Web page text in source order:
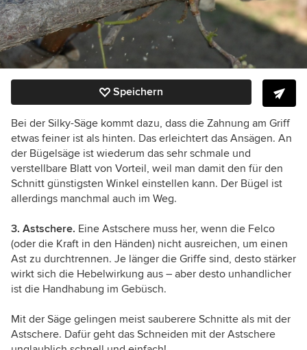
Speichern
Bei der Silky-Säge kommt dazu, dass die Zahnung am Griff
etwas feiner ist als hinten. Das erleichtert das Ansägen. An
der Bügelsäge ist wiederum das sehr schmale und
verstellbare Blatt von Vorteil, weil man damit den für den
Schnitt günstigsten Winkel einstellen kann. Der Bügel ist
allerdings manchmal auch im Weg.
3. Astschere. Eine Astschere muss her, wenn die Felco
(oder die Kraft in den Händen) nicht ausreichen, um einen
Ast zu durchtrennen. Je länger die Griffe sind, desto stärker
wirkt sich die Hebelwirkung aus – aber desto unhandlicher
ist die Handhabung im Gebüsch.
Mit der Säge gelingen meist sauberere Schnitte als mit der
Astschere. Dafür geht das Schneiden mit der Astschere